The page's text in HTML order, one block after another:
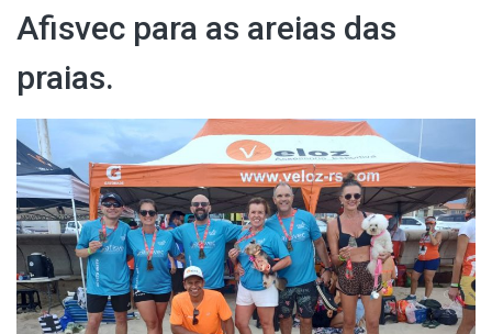
Afisvec para as areias das
praias.